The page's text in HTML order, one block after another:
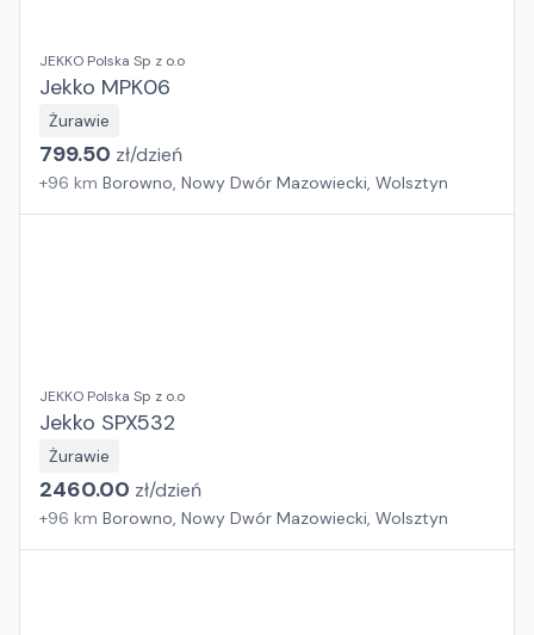
JEKKO Polska Sp z o.o
Jekko MPK06
Żurawie
799.50 zł/dzień
+96 km Borowno, Nowy Dwór Mazowiecki, Wolsztyn
JEKKO Polska Sp z o.o
Jekko SPX532
Żurawie
2460.00 zł/dzień
+96 km Borowno, Nowy Dwór Mazowiecki, Wolsztyn